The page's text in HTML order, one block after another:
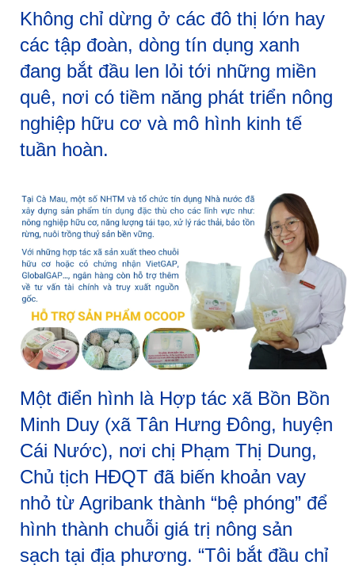
Không chỉ dừng ở các đô thị lớn hay
các tập đoàn, dòng tín dụng xanh
đang bắt đầu len lỏi tới những miền
quê, nơi có tiềm năng phát triển nông
nghiệp hữu cơ và mô hình kinh tế
tuần hoàn.
Một điển hình là Hợp tác xã Bồn Bồn
Minh Duy (xã Tân Hưng Đông, huyện
Cái Nước), nơi chị Phạm Thị Dung,
Chủ tịch HĐQT đã biến khoản vay
nhỏ từ Agribank thành “bệ phóng” để
hình thành chuỗi giá trị nông sản
sạch tại địa phương. “Tôi bắt đầu chỉ